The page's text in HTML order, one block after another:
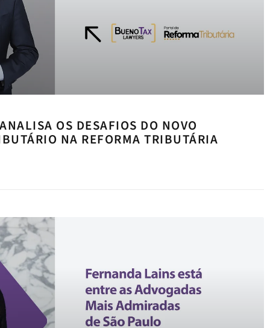
OS DESAFIOS DO NOVO
NA REFORMA TRIBUTÁRIA